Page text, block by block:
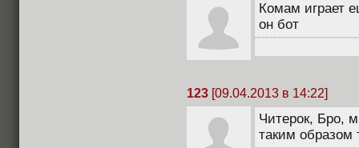
Комам играет
он бот
123 [09.04.2013 в 14:22]
Читерок, Бро,
таким